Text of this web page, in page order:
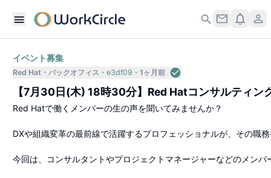
イベント募集
Red Hat バックオフィス e3df09 1ヶ月前
【7月30日(木) 18時30分】Red Hatコンサルティン
Red Hatで働くメンバーの生の声を聞いてみませんか？
DXや組織変革の最前線で活躍するプロフェッショナルが、その職
今回は、コンサルタントやプロジェクトマネージャーなどのメン